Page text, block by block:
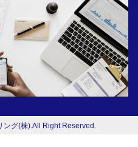
グ(株).All Right Reserved.